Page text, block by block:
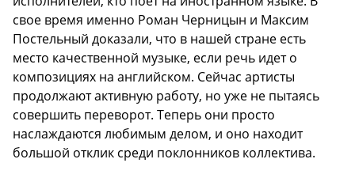
свое время именно Роман Черницын и Максим
Постельный доказали, что в нашей стране есть
место качественной музыке, если речь идет о
композициях на английском. Сейчас артисты
продолжают активную работу, но уже не пытаясь
совершить переворот. Теперь они просто
наслаждаются любимым делом, и оно находит
большой отклик среди поклонников коллектива.